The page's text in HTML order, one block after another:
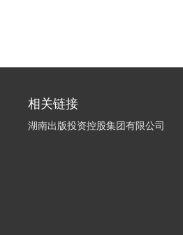
相关链接
湖南出版投资控股集团有限公司